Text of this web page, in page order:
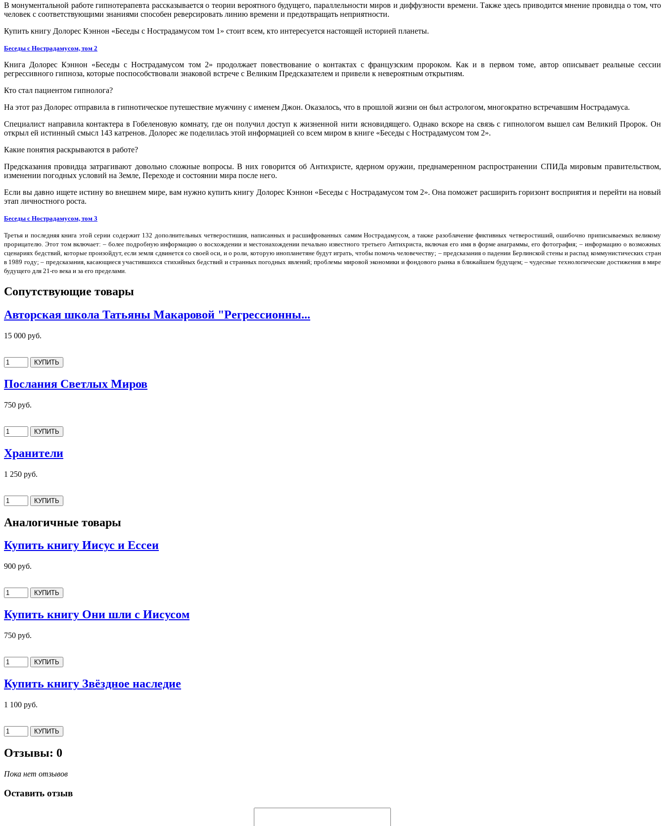
В монументальной работе гипнотерапевта рассказывается о теории вероятного будущего, параллельности миров и диффузности времени. Также здесь приводится мнение провидца о том, что
человек с соответствующими знаниями способен реверсировать линию времени и предотвращать неприятности.
Купить книгу Долорес Кэннон «Беседы с Нострадамусом том 1» стоит всем, кто интересуется настоящей историей планеты.
Беседы с Нострадамусом, том 2
Книга Долорес Кэннон «Беседы с Нострадамусом том 2» продолжает повествование о контактах с французским пророком. Как и в первом томе, автор описывает реальные сессии
регрессивного гипноза, которые поспособствовали знаковой встрече с Великим Предсказателем и привели к невероятным открытиям.
Кто стал пациентом гипнолога?
На этот раз Долорес отправила в гипнотическое путешествие мужчину с именем Джон. Оказалось, что в прошлой жизни он был астрологом, многократно встречавшим Нострадамуса.
Специалист направила контактера в Гобеленовую комнату, где он получил доступ к жизненной нити ясновидящего. Однако вскоре на связь с гипнологом вышел сам Великий Пророк. Он
открыл ей истинный смысл 143 катренов. Долорес же поделилась этой информацией со всем миром в книге «Беседы с Нострадамусом том 2».
Какие понятия раскрываются в работе?
Предсказания провидца затрагивают довольно сложные вопросы. В них говорится об Антихристе, ядерном оружии, преднамеренном распространении СПИДа мировым правительством,
изменении погодных условий на Земле, Переходе и состоянии мира после него.
Если вы давно ищете истину во внешнем мире, вам нужно купить книгу Долорес Кэннон «Беседы с Нострадамусом том 2». Она поможет расширить горизонт восприятия и перейти на новый
этап личностного роста.
Беседы с Нострадамусом, том 3
Третья и последняя книга этой серии содержит 132 дополнительных четверостишия, написанных и расшифрованных самим Нострадамусом, а также разоблачение фиктивных четверостиший, ошибочно приписываемых великому
прорицателю. Этот том включает: – более подробную информацию о восхождении и местонахождении печально известного третьего Антихриста, включая его имя в форме анаграммы, его фотография; – информацию о возможных
сценариях бедствий, которые произойдут, если земля сдвинется со своей оси, и о роли, которую инопланетяне будут играть, чтобы помочь человечеству; – предсказания о падении Берлинской стены и распад коммунистических стран
в 1989 году; – предсказания, касающиеся участившихся стихийных бедствий и странных погодных явлений; проблемы мировой экономики и фондового рынка в ближайшем будущем; – чудесные технологические достижения в мире
будущего для 21-го века и за его пределами.
Сопутствующие товары
Авторская школа Татьяны Макаровой "Регрессионны...
15 000 руб.
Послания Светлых Миров
750 руб.
Хранители
1 250 руб.
Аналогичные товары
Купить книгу Иисус и Ессеи
900 руб.
Купить книгу Они шли с Иисусом
750 руб.
Купить книгу Звёздное наследие
1 100 руб.
Отзывы: 0
Пока нет отзывов
Оставить отзыв